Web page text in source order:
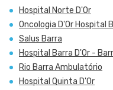
Hospital Norte D'Or
Oncologia D'Or Hospital
Salus Barra
Hospital Barra D'Or -
Rio Barra Ambulatório
Hospital Quinta D'Or